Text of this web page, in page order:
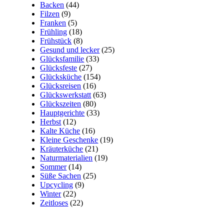
Backen (44)
Filzen (9)
Franken (5)
Frühling (18)
Frühstück (8)
Gesund und lecker(25)
Glücksfamilie (33)
Glücksfeste (27)
Glücksküche (154)
Glücksreisen (16)
Glückswerkstatt (63)
Glückszeiten (80)
Hauptgerichte (33)
Herbst (12)
Kalte Küche (16)
Kleine Geschenke (19)
Kräuterküche (21)
Naturmaterialien (19)
Sommer(14)
Süße Sachen (25)
Upcycling (9)
Winter(22)
Zeitloses (22)